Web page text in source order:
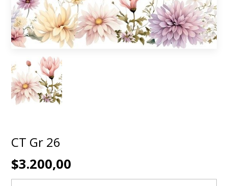
CT Gr 26
$3.200,00